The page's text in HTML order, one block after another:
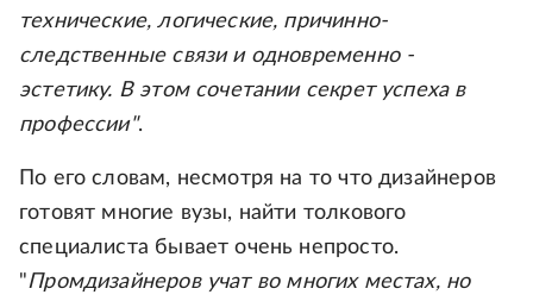
технические, логические, причинно-
следственные связи и одновременно -
эстетику. В этом сочетании секрет успеха в
профессии".
По его словам, несмотря на то что дизайнеров
готовят многие вузы, найти толкового
специалиста бывает очень непросто.
"Промдизайнеров учат во многих местах, но